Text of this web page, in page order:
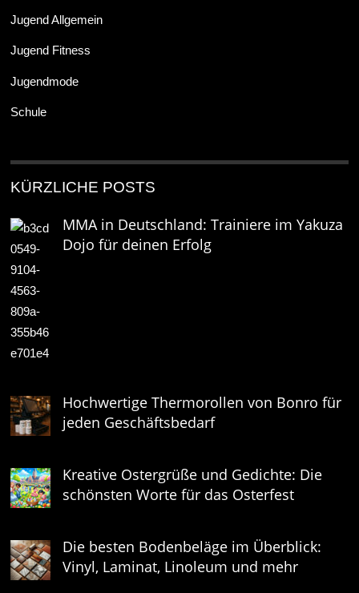
Jugend Allgemein
Jugend Fitness
Jugendmode
Schule
KÜRZLICHE POSTS
MMA in Deutschland: Trainiere im Yakuza
Dojo für deinen Erfolg
Hochwertige Thermorollen von Bonro für
jeden Geschäftsbedarf
Kreative Ostergrüße und Gedichte: Die
schönsten Worte für das Osterfest
Die besten Bodenbeläge im Überblick:
Vinyl, Laminat, Linoleum und mehr